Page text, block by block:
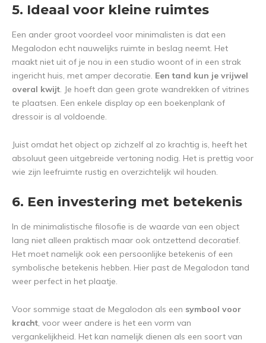
5. Ideaal voor kleine ruimtes
Een ander groot voordeel voor minimalisten is dat een
Megalodon echt nauwelijks ruimte in beslag neemt. Het
maakt niet uit of je nou in een studio woont of in een strak
ingericht huis, met amper decoratie. Een tand kun je vrijwel
overal kwijt. Je hoeft dan geen grote wandrekken of vitrines
te plaatsen. Een enkele display op een boekenplank of
dressoir is al voldoende.
Juist omdat het object op zichzelf al zo krachtig is, heeft het
absoluut geen uitgebreide vertoning nodig. Het is prettig voor
wie zijn leefruimte rustig en overzichtelijk wil houden.
6. Een investering met betekenis
In de minimalistische filosofie is de waarde van een object
lang niet alleen praktisch maar ook ontzettend decoratief.
Het moet namelijk ook een persoonlijke betekenis of een
symbolische betekenis hebben. Hier past de Megalodon tand
weer perfect in het plaatje.
Voor sommige staat de Megalodon als een symbool voor
kracht, voor weer andere is het een vorm van
vergankelijkheid. Het kan namelijk dienen als een soort van